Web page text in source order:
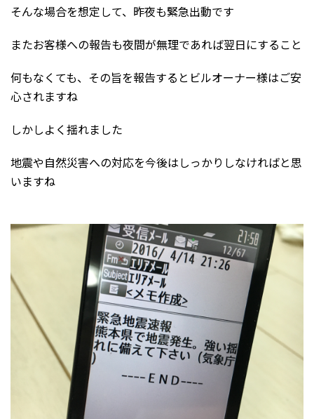
そんな場合を想定して、昨夜も緊急出動です
またお客様への報告も夜間が無理であれば翌日にすること
何もなくても、その旨を報告するとビルオーナー様はご安
心されますね
しかしよく揺れました
地震や自然災害への対応を今後はしっかりしなければと思
いますね